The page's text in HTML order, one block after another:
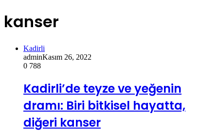
kanser
Kadirli
adminKasım 26, 2022
0 788
Kadirli’de teyze ve yeğenin
dramı: Biri bitkisel hayatta,
diğeri kanser